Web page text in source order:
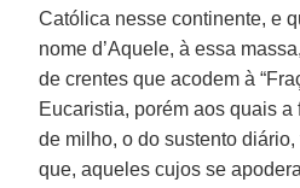
Católica nesse continente, e
nome d’Aquele, à essa
de crentes que acodem à
Eucaristia, porém aos quais
de milho, o do sustento
que, aqueles cujos se